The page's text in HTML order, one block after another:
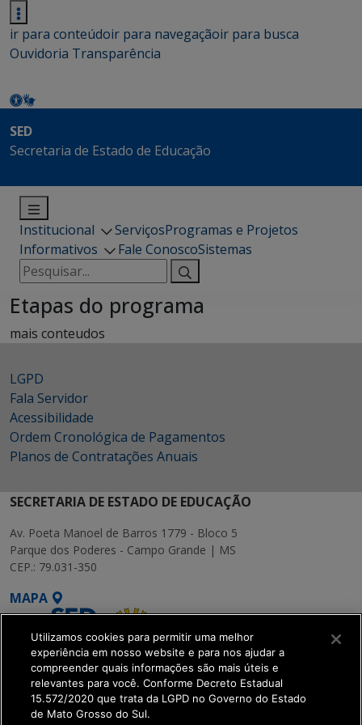
ir para conteúdoir para navegaçãoir para busca
Ouvidoria Transparência
SED
Secretaria de Estado de Educação
Institucional ServiçosProgramas e Projetos
Informativos
Fale ConoscoSistemas
Pesquisar
por:
Etapas do programa
mais conteudos
LGPD
Fala Servidor
Acessibilidade
Ordem Cronológica de Pagamentos
Planos de Contratações Anuais
SECRETARIA DE ESTADO DE EDUCAÇÃO
Av. Poeta Manoel de Barros 1779 - Bloco 5
Parque dos Poderes - Campo Grande | MS
CEP.: 79.031-350
MAPA
SETDIG | Secretaria-
Utilizamos cookies para permitir uma melhor
experiência em nosso website e para nos ajudar a
compreender quais informações são mais úteis e
relevantes para você. Conforme Decreto Estadual
15.572/2020 que trata da LGPD no Governo do Estado
de Mato Grosso do Sul.